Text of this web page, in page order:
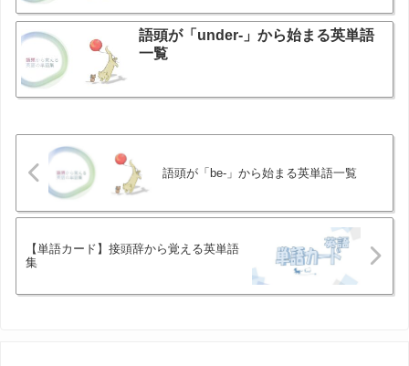
語頭が「under-」から始まる英単語
一覧
語頭が「be-」から始まる英単語一覧
【単語カード】接頭辞から覚える英単語
集